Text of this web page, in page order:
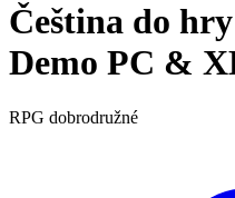
Čeština do
Demo PC &
RPG dobrodružné